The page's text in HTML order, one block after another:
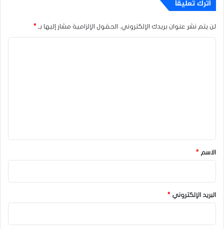
اترك تعليقاً
لن يتم نشر عنوان بريدك الإلكتروني. الحقول الإلزامية مشار إليها بـ *
*
الاسم *
البريد الإلكتروني *